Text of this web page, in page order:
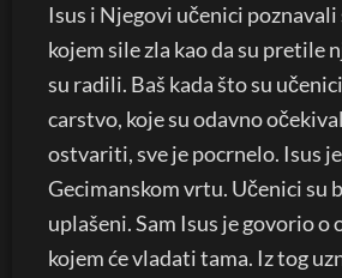
Isus i Njegovi učenici poznavali
kojem sile zla kao da su pretile
su radili. Baš kada što su
carstvo, koje su odavno
ostvariti, sve je pocrnelo. Isus
Gecimanskom vrtu. Učenici su
uplašeni. Sam Isus je govorio o
kojem će vladati tama. Iz tog